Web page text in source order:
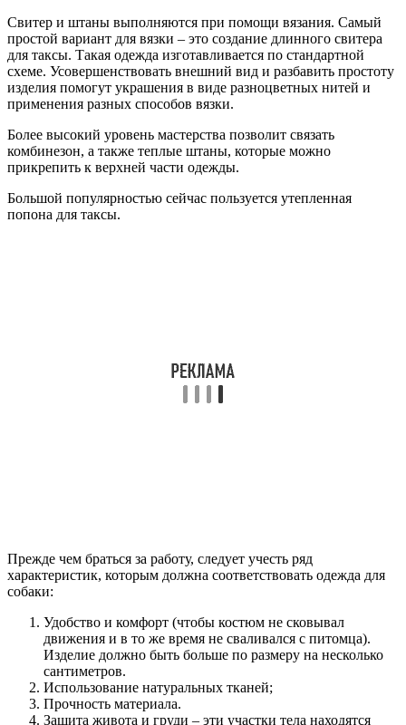
Свитер и штаны выполняются при помощи вязания. Самый
простой вариант для вязки – это создание длинного свитера
для таксы. Такая одежда изготавливается по стандартной
схеме. Усовершенствовать внешний вид и разбавить простоту
изделия помогут украшения в виде разноцветных нитей и
применения разных способов вязки.
Более высокий уровень мастерства позволит связать
комбинезон, а также теплые штаны, которые можно
прикрепить к верхней части одежды.
Большой популярностью сейчас пользуется утепленная
попона для таксы.
Прежде чем браться за работу, следует учесть ряд
характеристик, которым должна соответствовать одежда для
собаки:
Удобство и комфорт (чтобы костюм не сковывал
движения и в то же время не сваливался с питомца).
Изделие должно быть больше по размеру на несколько
сантиметров.
Использование натуральных тканей;
Прочность материала.
Защита живота и груди – эти участки тела находятся